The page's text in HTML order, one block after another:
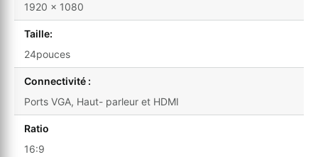
1920 x 1080
Taille:
24pouces
Connectivité :
Ports VGA, Haut- parleur et HDMI
Ratio
16:9